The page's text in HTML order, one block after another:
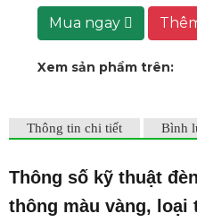
Mua ngay
Xem sản phẩm trên:
Thông tin chi tiết Bình
Thông số kỹ thuật
thông màu vàng, loại